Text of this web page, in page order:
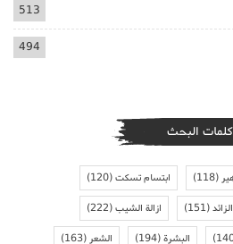
513
494
كلمات البحث
(118) ابتسام تسكت(120)
(151) ازالة الشيب(222)
البشرة(194) الشعر(163)